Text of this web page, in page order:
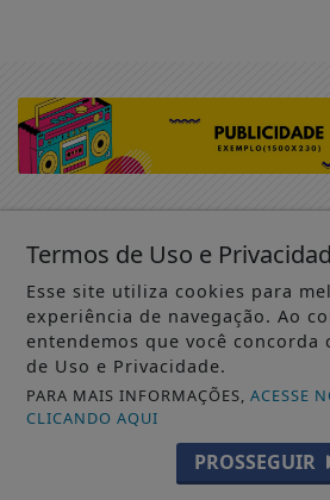
Não possui uma
Você pode ler matérias
classificados e muito mais!
CRIAR MINHA CONTA
Termos de Uso e
Esse site utiliza cookies para
experiência de navegação. Ao
entendemos que você concorda
de Uso e Privacidade.
PARA MAIS INFORMAÇÕES,ACESSE
CLICANDO AQUI
PROSSEGUIR